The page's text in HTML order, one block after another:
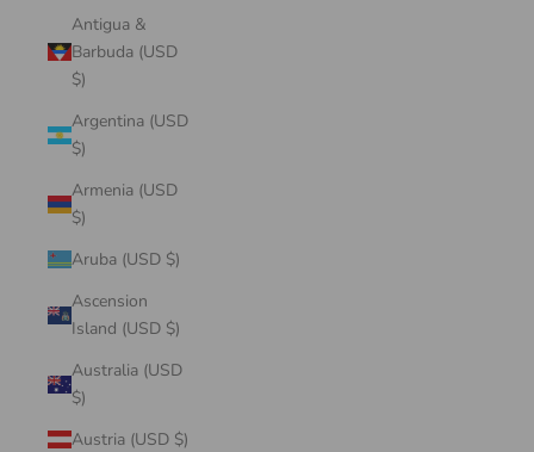
Antigua &
Barbuda (USD
$)
Argentina (USD
$)
Armenia (USD
$)
Aruba (USD $)
Ascension
Island (USD $)
Australia (USD
$)
Austria (USD $)